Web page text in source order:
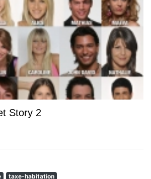
Story 2
taxe-habitation